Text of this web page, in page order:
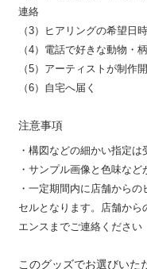
連絡
（3）ヒアリングの希望日
（4）電話で好きな動物・
（5）アーティストが制作
（6）自宅へ届く
注意事項
・構図などの細かい指定は
・サンプル画像と色味な
・一定期間内に店舗から
セルとなります。店舗から
エンスまでご連絡ください
このグッズでお選びいた